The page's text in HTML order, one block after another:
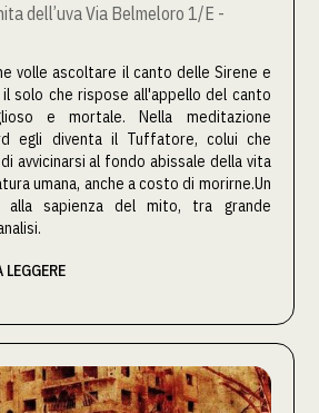
dell’uva Via Belmeloro 1/E -
volle ascoltare il canto delle Sirene e
solo che rispose all'appello del canto
e mortale. Nella meditazione
egli diventa il Tuffatore, colui che
avvicinarsi al fondo abissale della vita
umana, anche a costo di morirne.Un
alla sapienza del mito, tra grande